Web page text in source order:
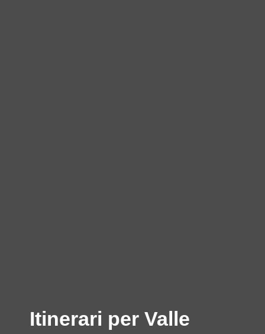
Itinerari per Valle